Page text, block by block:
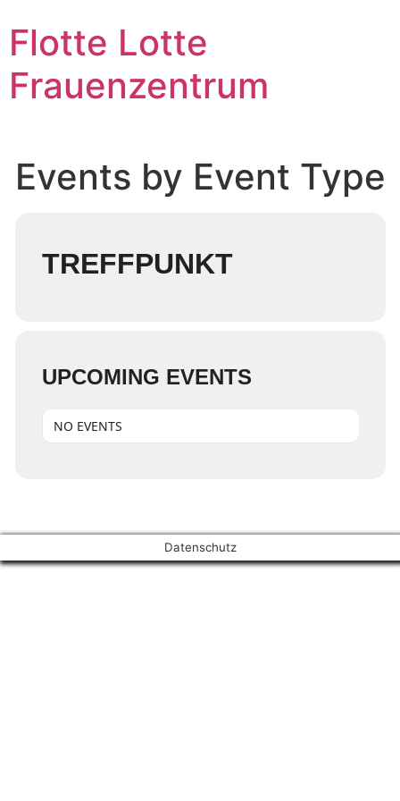
Inhalt
wechseln
Flotte Lotte
Frauenzentrum
Events by Event Type
TREFFPUNKT
UPCOMING EVENTS
NO EVENTS
Datenschutz